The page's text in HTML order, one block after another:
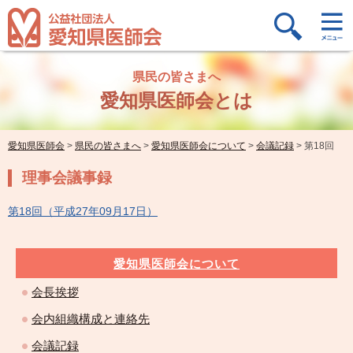
県民の皆さまへ
愛知県医師会とは
愛知県医師会 > 県民の皆さまへ > 愛知県医師会について > 会議記録 > 第18回
理事会議事録
第18回（平成27年09月17日）
愛知県医師会について
会長挨拶
会内組織構成と連絡先
会議記録